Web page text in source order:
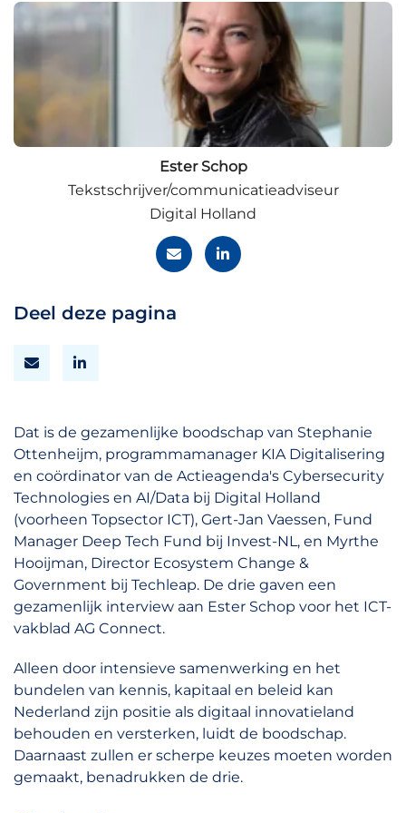
Ester Schop
Tekstschrijver/communicatieadviseur
Digital Holland
Deel deze pagina
Dat is de gezamenlijke boodschap van Stephanie
Ottenheijm, programmamanager KIA Digitalisering
en coördinator van de Actieagenda's Cybersecurity
Technologies en AI/Data bij Digital Holland
(voorheen Topsector ICT), Gert-Jan Vaessen, Fund
Manager Deep Tech Fund bij Invest-NL, en Myrthe
Hooijman, Director Ecosystem Change &
Government bij Techleap. De drie gaven een
gezamenlijk interview aan Ester Schop voor het ICT-
vakblad AG Connect.
Alleen door intensieve samenwerking en het
bundelen van kennis, kapitaal en beleid kan
Nederland zijn positie als digitaal innovatieland
behouden en versterken, luidt de boodschap.
Daarnaast zullen er scherpe keuzes moeten worden
gemaakt, benadrukken de drie.